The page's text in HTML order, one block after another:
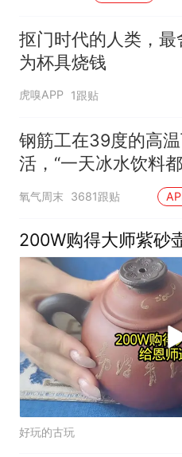
抠门时代的人类，最
为杯具烧钱
虎嗅APP 1跟贴
钢筋工在39度的高
活，“一天冰水饮料
20斤”，男子：不喝
些，根本没力气干活
氧气周末 3681跟贴
200W购得大师紫砂
好玩的古玩